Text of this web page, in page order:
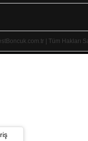
| Tüm Hakları